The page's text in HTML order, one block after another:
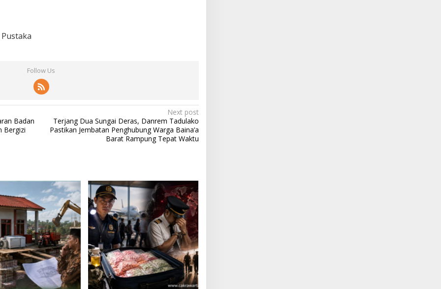
Follow Us
Badan
Bergizi
Next post
Terjang Dua Sungai Deras, Danrem Tadulako
Pastikan Jembatan Penghubung Warga Baina’a
Barat Rampung Tepat Waktu